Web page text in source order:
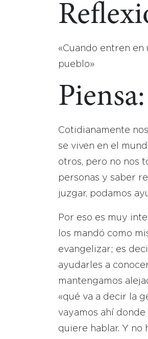
«Cuando entren en
pueblo»
Piensa:
Cotidianamente
se viven en el
otros, pero no nos
personas y saber
juzgar, podamos
Por eso es muy
los mandó como
evangelizar; es
ayudarles a
mantengamos
«qué va a decir la
vayamos ahí
quiere hablar. Y no